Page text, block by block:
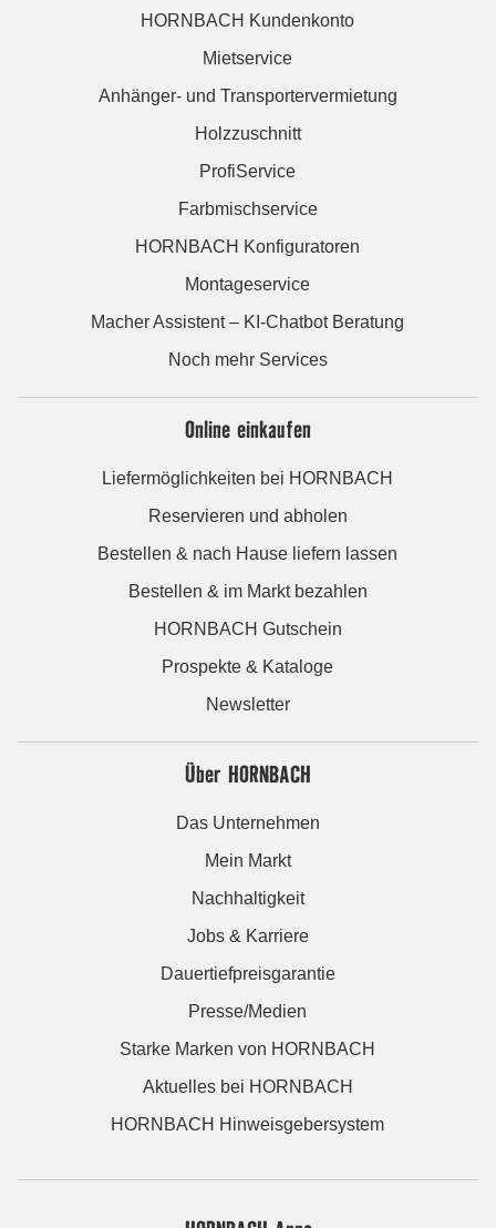
HORNBACH Kundenkonto
Mietservice
Anhänger- und Transportervermietung
Holzzuschnitt
ProfiService
Farbmischservice
HORNBACH Konfiguratoren
Montageservice
Macher Assistent – KI-Chatbot Beratung
Noch mehr Services
Online einkaufen
Liefermöglichkeiten bei HORNBACH
Reservieren und abholen
Bestellen & nach Hause liefern lassen
Bestellen & im Markt bezahlen
HORNBACH Gutschein
Prospekte & Kataloge
Newsletter
Über HORNBACH
Das Unternehmen
Mein Markt
Nachhaltigkeit
Jobs & Karriere
Dauertiefpreisgarantie
Presse/Medien
Starke Marken von HORNBACH
Aktuelles bei HORNBACH
HORNBACH Hinweisgebersystem